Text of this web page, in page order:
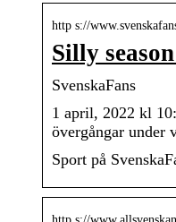
http s://
Silly
SvenskaFans
1 april, 2022 kl
övergångar
Sport på